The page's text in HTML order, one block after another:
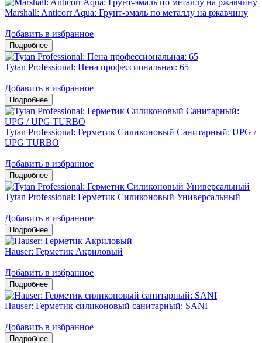
Marshall: Anticorr Aqua: Грунт-эмаль по металлу на ржавчину
Добавить в избранное
Tytan Professional: Пена профессиональная: 65
Добавить в избранное
Tytan Professional: Герметик Силиконовый Санитарный: UPG /
UPG TURBO
Добавить в избранное
Tytan Professional: Герметик Силиконовый Универсальный
Добавить в избранное
Hauser: Герметик Акриловый
Добавить в избранное
Hauser: Герметик силиконовый санитарный: SANI
Добавить в избранное